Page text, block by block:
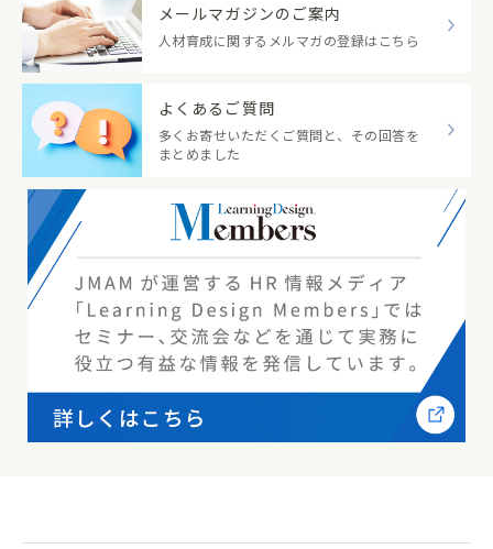
メールマガジンのご案内
人材育成に関するメルマガの登録はこちら
よくあるご質問
多くお寄せいただくご質問と、その回答を
まとめました